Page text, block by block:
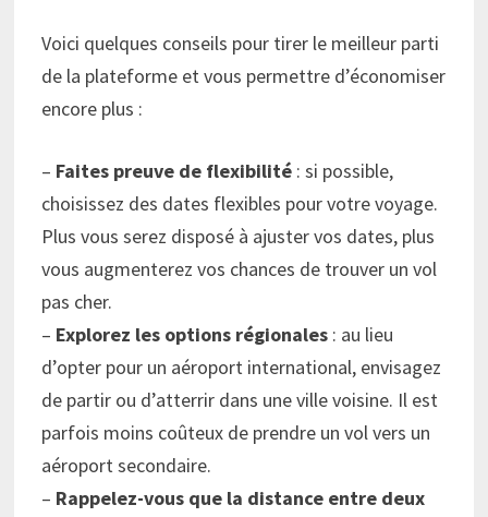
Voici quelques conseils pour tirer le meilleur parti
de la plateforme et vous permettre d’économiser
encore plus :
– Faites preuve de flexibilité : si possible,
choisissez des dates flexibles pour votre voyage.
Plus vous serez disposé à ajuster vos dates, plus
vous augmenterez vos chances de trouver un vol
pas cher.
– Explorez les options régionales : au lieu
d’opter pour un aéroport international, envisagez
de partir ou d’atterrir dans une ville voisine. Il est
parfois moins coûteux de prendre un vol vers un
aéroport secondaire.
– Rappelez-vous que la distance entre deux